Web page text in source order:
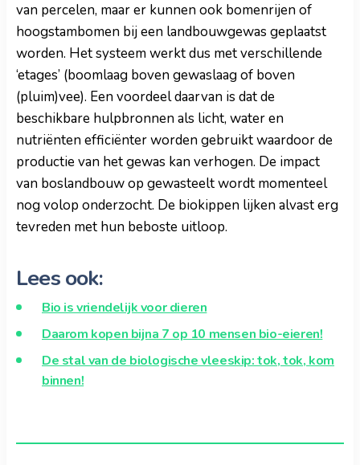
van percelen, maar er kunnen ook bomenrijen of
hoogstambomen bij een landbouwgewas geplaatst
worden. Het systeem werkt dus met verschillende
‘etages’ (boomlaag boven gewaslaag of boven
(pluim)vee). Een voordeel daarvan is dat de
beschikbare hulpbronnen als licht, water en
nutriënten efficiënter worden gebruikt waardoor de
productie van het gewas kan verhogen. De impact
van boslandbouw op gewasteelt wordt momenteel
nog volop onderzocht. De biokippen lijken alvast erg
tevreden met hun beboste uitloop.
Lees ook:
Bio is vriendelijk voor dieren
Daarom kopen bijna 7 op 10 mensen bio-eieren!
De stal van de biologische vleeskip: tok, tok, kom
binnen!